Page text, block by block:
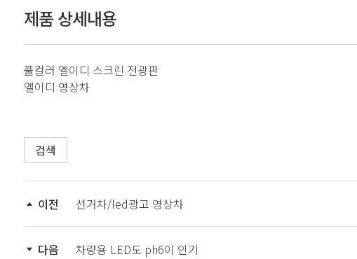
제품 상세내용
풀컬러 엘이디 스크린 전광판
엘이디 영상차
검색
이전 선거차/led광고 영상차
다음 차량용 LED도 ph6이 인기